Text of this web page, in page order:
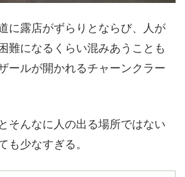
に露店がずらりとならび、人が
難になるくらい混みあうことも
ールが開かれるチャーンクラー
そんなに人の出る場所ではない
も少なすぎる。